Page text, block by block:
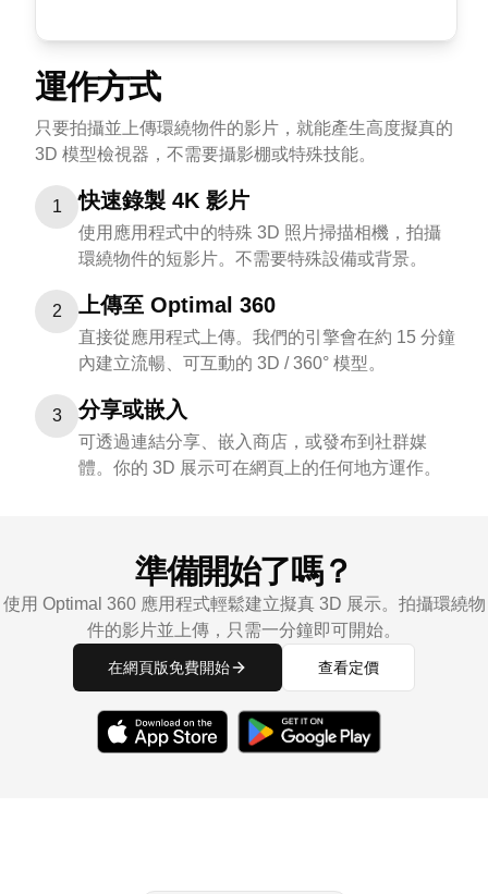
運作方式
只要拍攝並上傳環繞物件的影片，就能產生高度擬真的
3D 模型檢視器，不需要攝影棚或特殊技能。
1 快速錄製 4K 影片
使用應用程式中的特殊 3D 照片掃描相機，拍攝
環繞物件的短影片。不需要特殊設備或背景。
2 上傳至 Optimal 360
直接從應用程式上傳。我們的引擎會在約 15 分鐘
內建立流暢、可互動的 3D / 360° 模型。
3 分享或嵌入
可透過連結分享、嵌入商店，或發布到社群媒
體。你的 3D 展示可在網頁上的任何地方運作。
準備開始了嗎？
使用 Optimal 360 應用程式輕鬆建立擬真 3D 展示。拍攝環繞物
件的影片並上傳，只需一分鐘即可開始。
在網頁版免費開始 查看定價